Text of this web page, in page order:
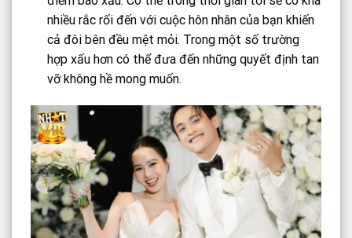
nhiều rắc rối đến với cuộc hôn nhân của bạn khiến
cả đôi bên đều mệt mỏi. Trong một số trường
hợp xấu hơn có thể đưa đến những quyết định tan
vỡ không hề mong muốn.